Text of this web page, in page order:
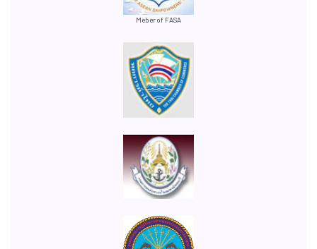
Meber of FASA